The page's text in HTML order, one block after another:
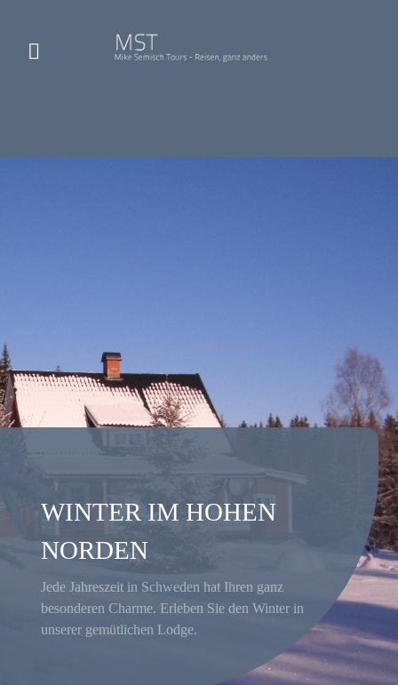
Unser großes Ferienhaus und unser Apartment in
Schweden erwarten Sie!
WINTER IM HOHEN
NORDEN
Jede Jahreszeit in Schweden hat Ihren ganz
besonderen Charme. Erleben Sie den Winter in
unserer gemütlichen Lodge.